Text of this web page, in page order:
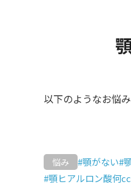
以下のようなお悩
悩み #顎がない#
#顎ヒアルロン酸何cc